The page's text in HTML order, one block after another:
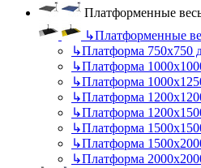
Платформенные
↳Платформенные
↳Платформа 750х750
↳Платформа
↳Платформа
↳Платформа
↳Платформа
↳Платформа
↳Платформа
↳Платформа